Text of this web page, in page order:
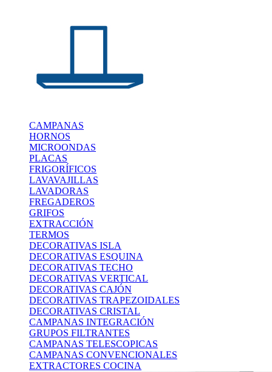
CAMPANAS
HORNOS
MICROONDAS
PLACAS
FRIGORÍFICOS
LAVAVAJILLAS
LAVADORAS
FREGADEROS
GRIFOS
EXTRACCIÓN
TERMOS
DECORATIVAS ISLA
DECORATIVAS ESQUINA
DECORATIVAS TECHO
DECORATIVAS VERTICAL
DECORATIVAS CAJÓN
DECORATIVAS TRAPEZOIDALES
DECORATIVAS CRISTAL
CAMPANAS INTEGRACIÓN
GRUPOS FILTRANTES
CAMPANAS TELESCOPICAS
CAMPANAS CONVENCIONALES
EXTRACTORES COCINA